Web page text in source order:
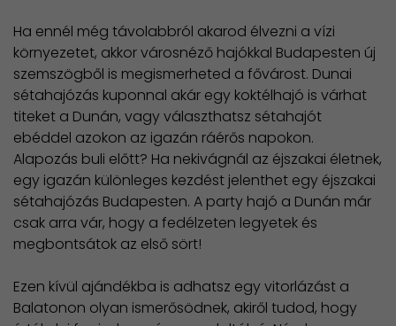
Ha ennél még távolabbról akarod élvezni a vízi
környezetet, akkor városnéző hajókkal Budapesten új
szemszögből is megismerheted a fővárost. Dunai
sétahajózás kuponnal akár egy koktélhajó is várhat
titeket a Dunán, vagy választhatsz sétahajót
ebéddel azokon az igazán ráérős napokon.
Alapozás buli előtt? Ha nekivágnál az éjszakai életnek,
egy igazán különleges kezdést jelenthet egy éjszakai
sétahajózás Budapesten. A party hajó a Dunán már
csak arra vár, hogy a fedélzeten legyetek és
megbontsátok az első sört!
Ezen kívül ajándékba is adhatsz egy vitorlázást a
Balatonon olyan ismerősödnek, akiről tudod, hogy